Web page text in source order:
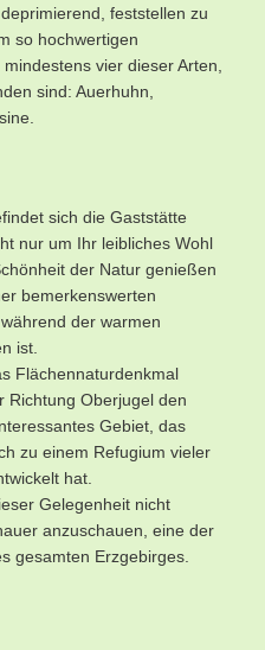
feststellen zu
so hochwertigen
vier dieser Arten,
sind: Auerhuhn,
sich die Gaststätte
nur um Ihr leibliches Wohl
der Natur genießen
bemerkenswerten
der warmen
ist.
Flächennaturdenkmal
Richtung Oberjugel den
Gebiet, das
zu einem Refugium vieler
hat.
Gelegenheit nicht
anzuschauen, eine der
gesamten Erzgebirges.